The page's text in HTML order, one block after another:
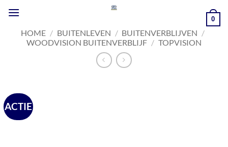
naar
inhoud
0
HOME / BUITENLEVEN / BUITENVERBLIJVEN /
WOODVISION BUITENVERBLIJF / TOPVISION
ACTIE